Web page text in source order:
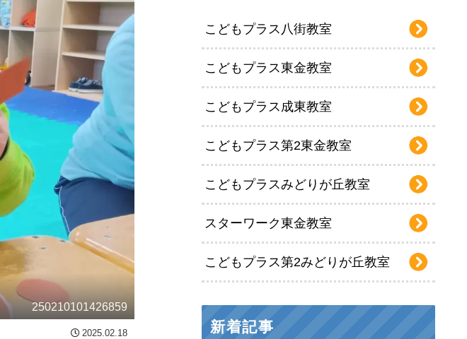
250210101426859
2025.02.18
こどもプラス八街教室
こどもプラス東金教室
こどもプラス成東教室
こどもプラス第2東金教室
こどもプラスみどりが丘教室
スターワーク東金教室
こどもプラス第2みどりが丘教室
新着記事